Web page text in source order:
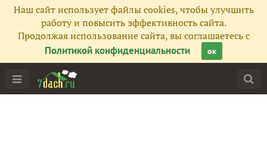
Наш сайт использует файлы cookies, чтобы улучшить
работу и повысить эффективность сайта.
Продолжая использование сайта, вы соглашаетесь с
Политикой конфиденциальности
ок